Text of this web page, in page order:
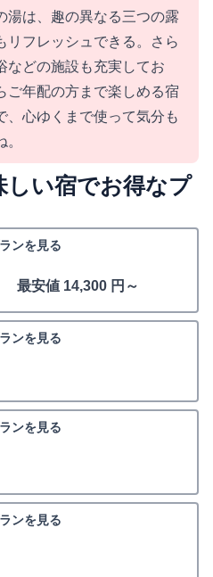
湯は、趣の異なる三つの露
リフレッシュできる。さら
などの施設も充実してお
ご年配の方まで楽しめる宿
、心ゆくまで使って気分も
しい宿でお得なプ
ンを見る
最安値 14,300 円～
ンを見る
ンを見る
ンを見る